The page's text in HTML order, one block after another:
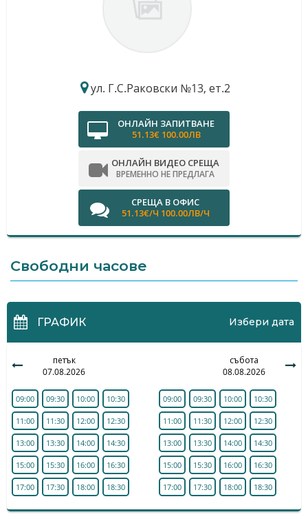
ул. Г.С.Раковски №13, ет.2
ОНЛАЙН ЗАПИТВАНЕ
51.13€ 100.00ЛВ
ОНЛАЙН ВИДЕО СРЕЩА
ВРЕМЕННО НЕ ПРЕДЛАГА
СРЕЩА В ОФИС
51.13€/Ч 100.00ЛВ/Ч
Свободни часове
ГРАФИК Избери дата
петък
07.08.2026
09:00 09:30 10:00 10:30
11:00 11:30 12:00 12:30
13:00 13:30 14:00 14:30
15:00 15:30 16:00 16:30
17:00 17:30 18:00 18:30
събота
08.08.2026
09:00 09:30 10:00 10:30
11:00 11:30 12:00 12:30
13:00 13:30 14:00 14:30
15:00 15:30 16:00 16:30
17:00 17:30 18:00 18:30